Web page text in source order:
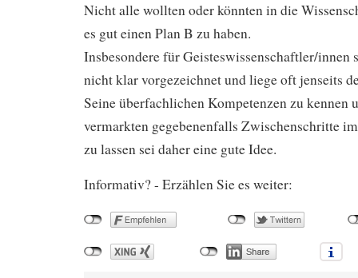
Nicht alle wollten oder könnten in die
es gut einen Plan B zu haben.
Insbesondere für Geisteswissenschaftler/innen
nicht klar vorgezeichnet und liege oft jenseits
Seine überfachlichen Kompetenzen zu kennen
vermarkten gegebenenfalls Zwischenschritte
zu lassen sei daher eine gute Idee.
Informativ? - Erzählen Sie es weiter: